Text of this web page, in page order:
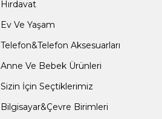
Hırdavat
Ev Ve Yaşam
Telefon&Telefon Aksesuarları
Anne Ve Bebek Ürünleri
Sizin İçin Seçtiklerimiz
Bilgisayar&Çevre Birimleri